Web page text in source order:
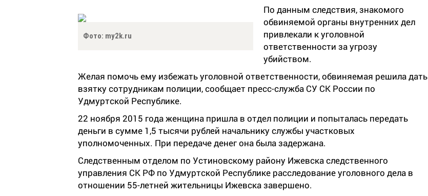
Фото: my2k.ru
По данным следствия, знакомого
обвиняемой органы внутренних дел
привлекали к уголовной
ответственности за угрозу
убийством.
Желая помочь ему избежать уголовной ответственности, обвиняемая решила дать
взятку сотрудникам полиции, сообщает пресс-служба СУ СК России по
Удмуртской Республике.
22 ноября 2015 года женщина пришла в отдел полиции и попыталась передать
деньги в сумме 1,5 тысячи рублей начальнику службы участковых
уполномоченных. При передаче денег она была задержана.
Следственным отделом по Устиновскому району Ижевска следственного
управления СК РФ по Удмуртской Республике расследование уголовного дела в
отношении 55-летней жительницы Ижевска завершено.